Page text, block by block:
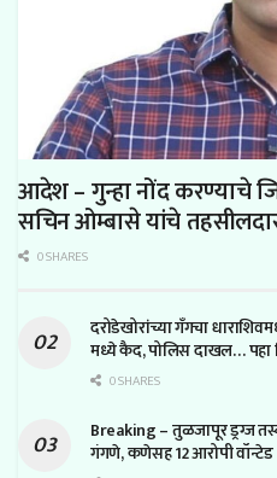
आदेश – गुन्हा नोंद करण्याचे
सचिन ओम्बासे यांचे
0 SHARES
दरोडेखोरांच्या गँगचा
मध्ये कैद, पोलिस दाखल… पहा
0 SHARES
Breaking – तुळजापूर ड्रग्ज
गंगणे, कणेसह 12 आरोपी वॉन्टेड